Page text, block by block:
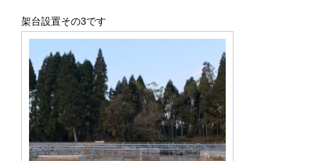
架台設置その3です